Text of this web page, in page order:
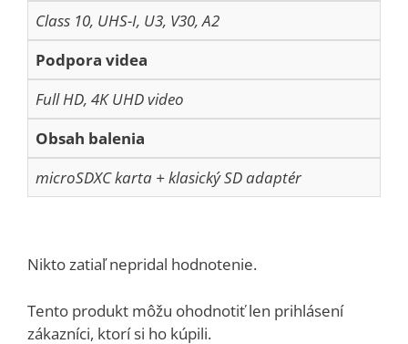
Class 10, UHS-I, U3, V30, A2
Podpora videa
Full HD, 4K UHD video
Obsah balenia
microSDXC karta + klasický SD adaptér
Nikto zatiaľ nepridal hodnotenie.
Tento produkt môžu ohodnotiť len prihlásení
zákazníci, ktorí si ho kúpili.